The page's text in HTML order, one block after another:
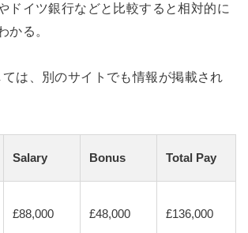
ドイツ銀行などと比較すると相対的に
かる。
は、別のサイトでも情報が掲載され
Salary Bonus Total Pay
£88,000 £48,000 £136,000